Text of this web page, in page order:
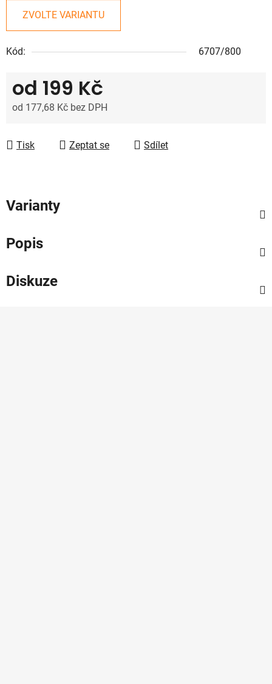
ZVOLTE VARIANTU
Kód: 6707/800
od 199 Kč
od 177,68 Kč bez DPH
Tisk
Zeptat se Sdílet
Varianty
Popis
Diskuze